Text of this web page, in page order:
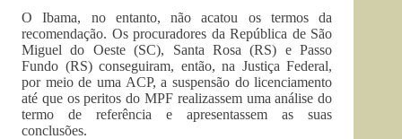
O Ibama, no entanto, não acatou os termos da
recomendação. Os procuradores da República de São
Miguel do Oeste (SC), Santa Rosa (RS) e Passo
Fundo (RS) conseguiram, então, na Justiça Federal,
por meio de uma ACP, a suspensão do licenciamento
até que os peritos do MPF realizassem uma análise do
termo de referência e apresentassem as suas
conclusões.